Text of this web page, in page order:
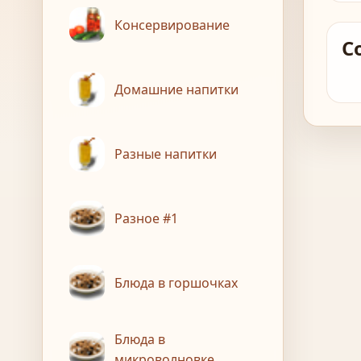
Консервирование
Домашние напитки
Разные напитки
Разное #1
Блюда в горшочках
Блюда в